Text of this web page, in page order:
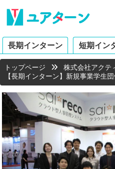
長期インターン 短期イン
トップページ
株式会社アクテ
【長期インターン】新規事業学生